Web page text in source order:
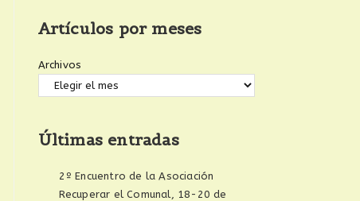
Artículos por meses
Archivos
Últimas entradas
2º Encuentro de la Asociación
Recuperar el Comunal, 18-20 de